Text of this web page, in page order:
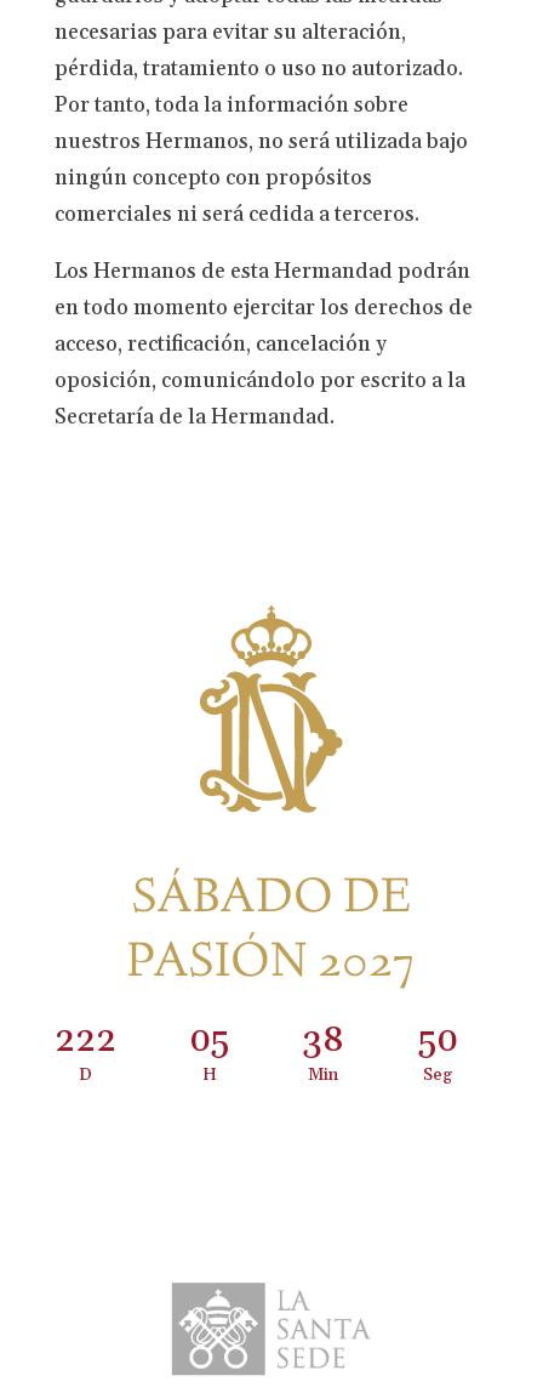
necesarias para evitar su alteración,
pérdida, tratamiento o uso no autorizado.
Por tanto, toda la información sobre
nuestros Hermanos, no será utilizada bajo
ningún concepto con propósitos
comerciales ni será cedida a terceros.
Los Hermanos de esta Hermandad podrán
en todo momento ejercitar los derechos de
acceso, rectificación, cancelación y
oposición, comunicándolo por escrito a la
Secretaría de la Hermandad.
SÁBADO DE
PASIÓN 2027
222
D
05
H
38
Min
50
Seg